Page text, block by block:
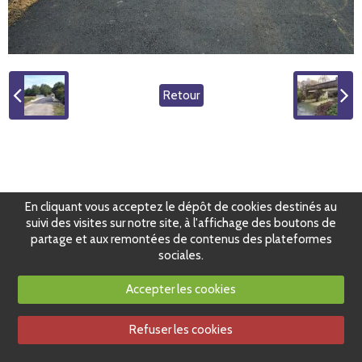
Retour
En cliquant vous acceptez le dépôt de cookies destinés au
suivi des visites sur notre site, à l'affichage des boutons de
partage et aux remontées de contenus des plateformes
sociales.
Accepter les cookies
Refuser les cookies